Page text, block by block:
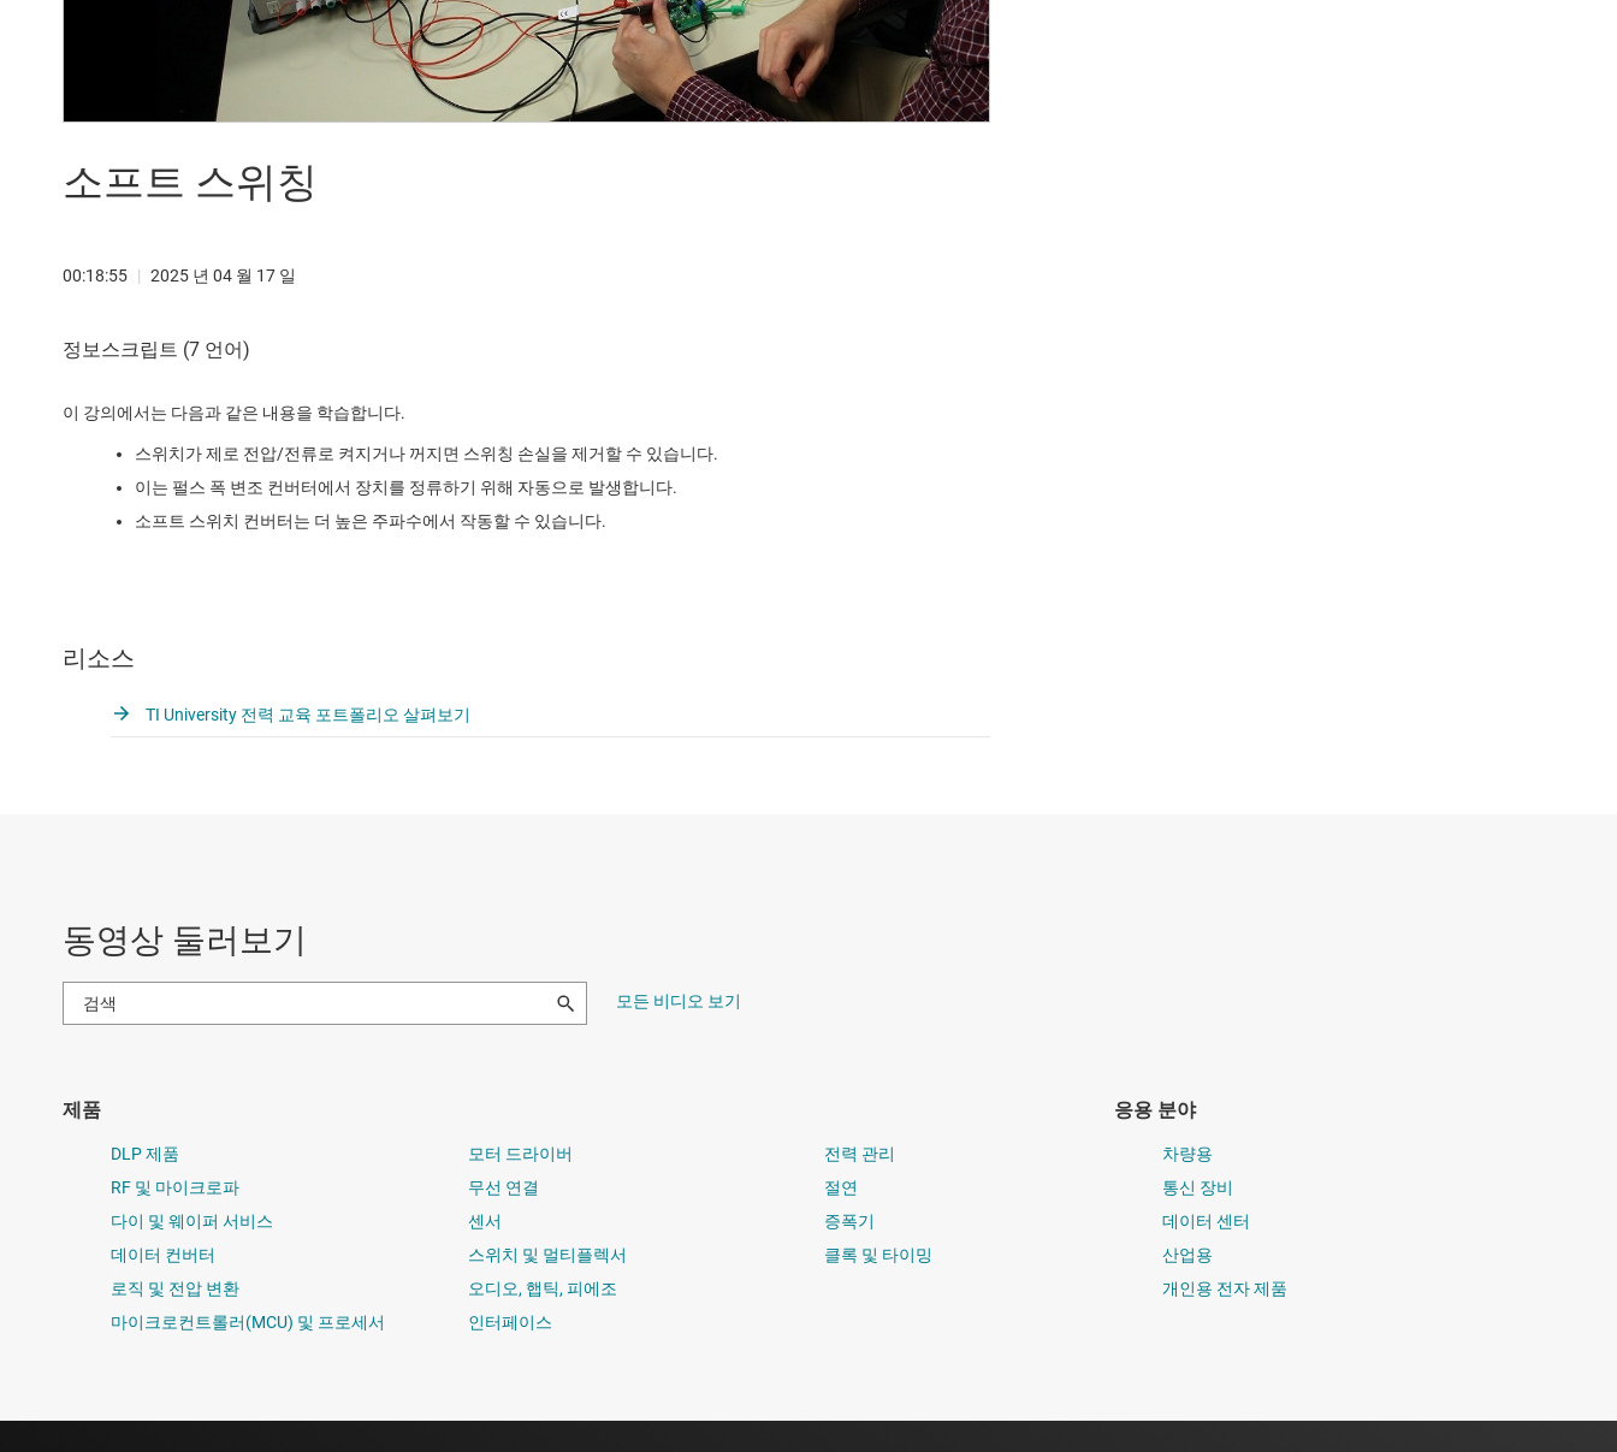
Video
소프트 스위칭
00:18:55 | 2025 년 04 월 17 일
이 강의에서는 다음과 같은 내용을 학습합니다.
스위치가 제로 전압/전류로 켜지거나 꺼지면 스위칭 손실을 제거할 수 있습니다.
이는 펄스 폭 변조 컨버터에서 장치를 정류하기 위해 자동으로 발생합니다.
소프트 스위치 컨버터는 더 높은 주파수에서 작동할 수 있습니다.
리소스
TI University 전력 교육 포트폴리오 살펴보기
동영상 둘러보기
모든 비디오 보기
제품
DLP 제품
RF 및 마이크로파
다이 및 웨이퍼 서비스
데이터 컨버터
로직 및 전압 변환
마이크로컨트롤러(MCU) 및 프로세서
모터 드라이버
무선 연결
센서
스위치 및 멀티플렉서
오디오, 햅틱, 피에조
인터페이스
전력 관리
절연
증폭기
클록 및 타이밍
응용 분야
차량용
통신 장비
데이터 센터
산업용
개인용 전자 제품